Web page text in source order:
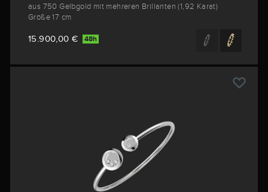
aus 750 Gelbgold mit mehreren Brillanten (1,92 Karat)
Größe 17 cm
15.900,00 € 48h